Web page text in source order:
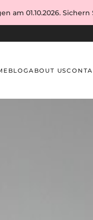
BLOGABOUT US
am 01.10.2026.